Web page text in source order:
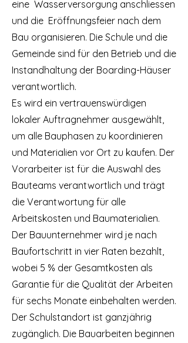
eine Wasserversorgung anschliessen
und die Eröffnungsfeier nach dem
Bau organisieren. Die Schule und die
Gemeinde sind für den Betrieb und die
Instandhaltung der Boarding-Häuser
verantwortlich.
Es wird ein vertrauenswürdigen
lokaler Auftragnehmer ausgewählt,
um alle Bauphasen zu koordinieren
und Materialien vor Ort zu kaufen. Der
Vorarbeiter ist für die Auswahl des
Bauteams verantwortlich und trägt
die Verantwortung für alle
Arbeitskosten und Baumaterialien.
Der Bauunternehmer wird je nach
Baufortschritt in vier Raten bezahlt,
wobei 5 % der Gesamtkosten als
Garantie für die Qualität der Arbeiten
für sechs Monate einbehalten werden.
Der Schulstandort ist ganzjährig
zugänglich. Die Bauarbeiten beginnen